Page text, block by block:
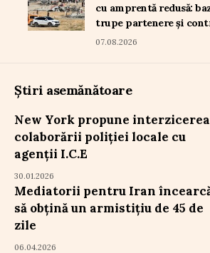
cu amprentă redusă:
trupe partenere și
07.08.2026
Știri asemănătoare
New York propune interzicerea
colaborării poliției locale cu
agenții I.C.E
30.01.2026
Mediatorii pentru Iran
să obțină un armistițiu de 45 de
zile
06.04.2026